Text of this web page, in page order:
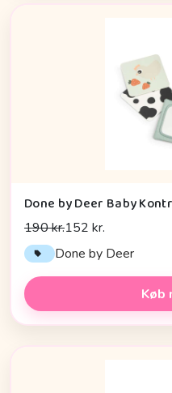
190 kr.152 kr.
Done by Deer
Køb